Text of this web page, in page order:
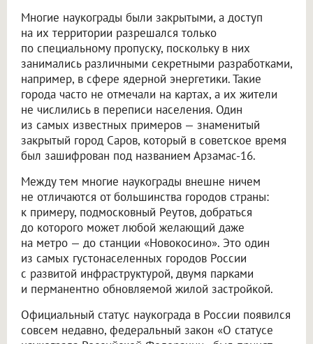
Многие наукограды были закрытыми, а доступ
на их территории разрешался только
по специальному пропуску, поскольку в них
занимались различными секретными разработками,
например, в сфере ядерной энергетики. Такие
города часто не отмечали на картах, а их жители
не числились в переписи населения. Один
из самых известных примеров — знаменитый
закрытый город Саров, который в советское время
был зашифрован под названием Арзамас-16.
Между тем многие наукограды внешне ничем
не отличаются от большинства городов страны:
к примеру, подмосковный Реутов, добраться
до которого может любой желающий даже
на метро — до станции «Новокосино». Это один
из самых густонаселенных городов России
с развитой инфраструктурой, двумя парками
и перманентно обновляемой жилой застройкой.
Официальный статус наукограда в России появился
совсем недавно, федеральный закон «О статусе